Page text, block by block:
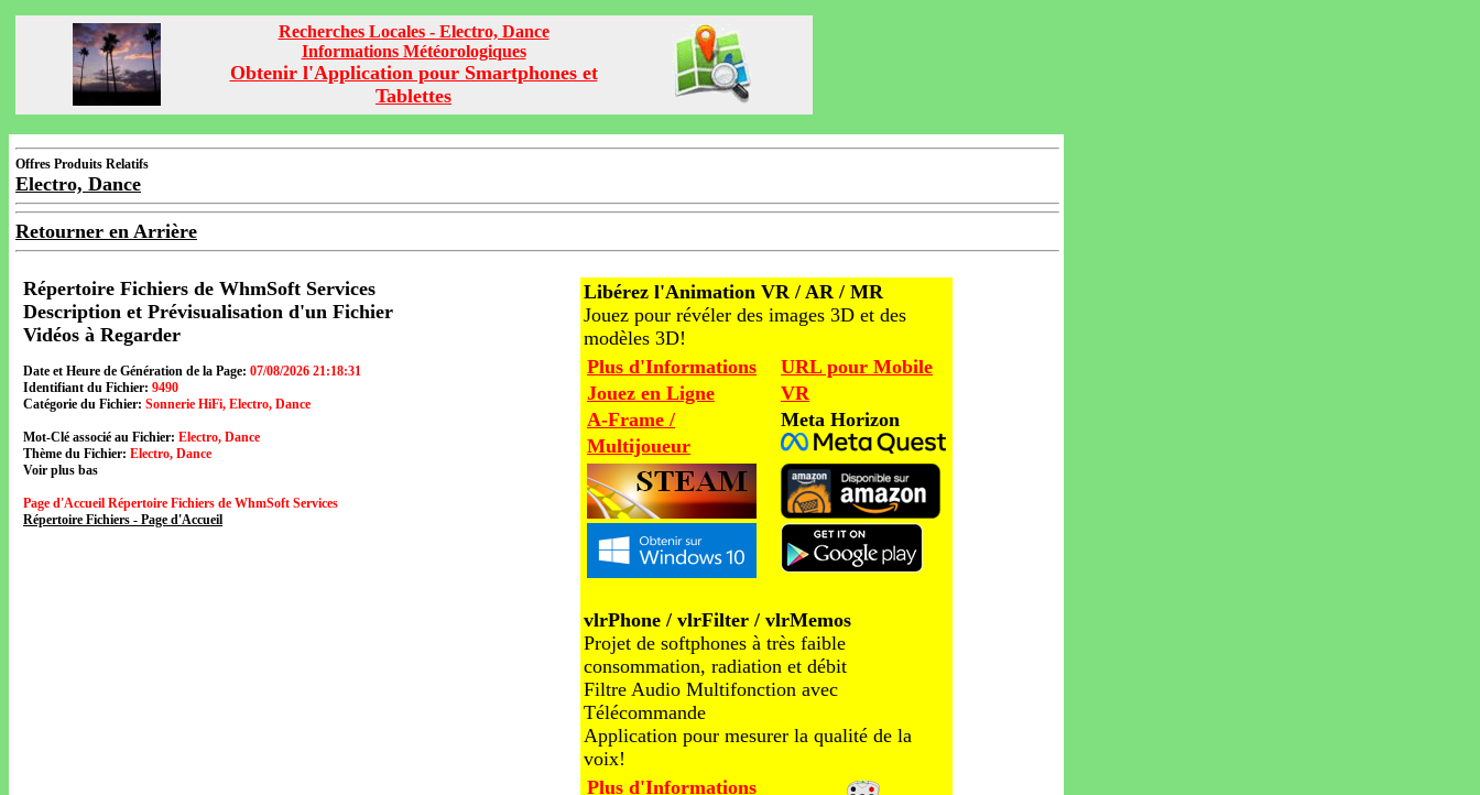
Recherches Locales - Electro, Dance
Informations Météorologiques
Obtenir l'Application pour Smartphones et
Tablettes
Offres Produits Relatifs
Electro, Dance
Retourner en Arrière
Répertoire Fichiers de WhmSoft Services
Description et Prévisualisation d'un Fichier
Vidéos à Regarder
Date et Heure de Génération de la Page: 07/08/2026 21:18:31
Identifiant du Fichier: 9490
Catégorie du Fichier: Sonnerie HiFi, Electro, Dance
Mot-Clé associé au Fichier: Electro, Dance
Thème du Fichier: Electro, Dance
Voir plus bas
Page d'Accueil Répertoire Fichiers de WhmSoft Services
Répertoire Fichiers - Page d'Accueil
Libérez l'Animation VR / AR / MR
Jouez pour révéler des images 3D et des
modèles 3D!
Plus d'Informations
Jouez en Ligne
A-Frame /
Multijoueur
URL pour Mobile
VR
Meta Horizon
vlrPhone / vlrFilter / vlrMemos
Projet de softphones à très faible
consommation, radiation et débit
Filtre Audio Multifonction avec
Télécommande
Application pour mesurer la qualité de la
voix!
Plus d'Informations